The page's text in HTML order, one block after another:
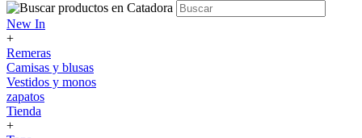
New In
+
Remeras
Camisas y blusas
Vestidos y monos
zapatos
Tienda
+